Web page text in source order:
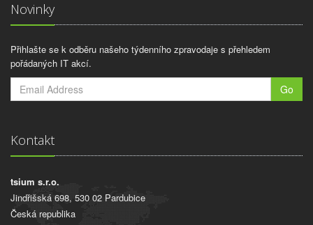
Novinky
Přihlašte se k odběru našeho týdenního zpravodaje s přehledem
pořádaných IT akcí.
Go
Kontakt
tsium s.r.o.
Jindřišská 698, 530 02 Pardubice
Česká republika